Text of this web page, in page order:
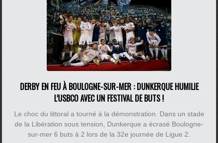
DERBY EN FEU À BOULOGNE-SUR-MER : DUNKERQUE HUMILIE
L’USBCO AVEC UN FESTIVAL DE BUTS !
Le choc du littoral a tourné à la démonstration. Dans un stade
de la Libération sous tension, Dunkerque a écrasé Boulogne-
sur-mer 6 buts à 2 lors de la 32e journée de Ligue 2.